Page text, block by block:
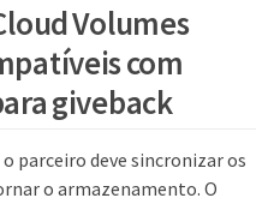
Volumes
com
giveback
parceiro deve sincronizar os
o armazenamento. O